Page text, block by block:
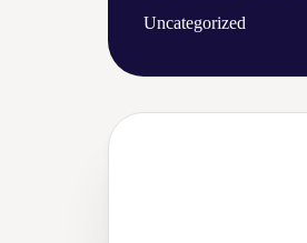
Uncategorized